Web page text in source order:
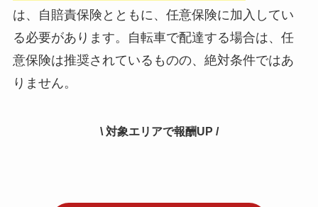
は、自賠責保険とともに、任意保険に加入してい
る必要があります。自転車で配達する場合は、任
意保険は推奨されているものの、絶対条件ではあ
りません。
\ 対象エリアで報酬UP /